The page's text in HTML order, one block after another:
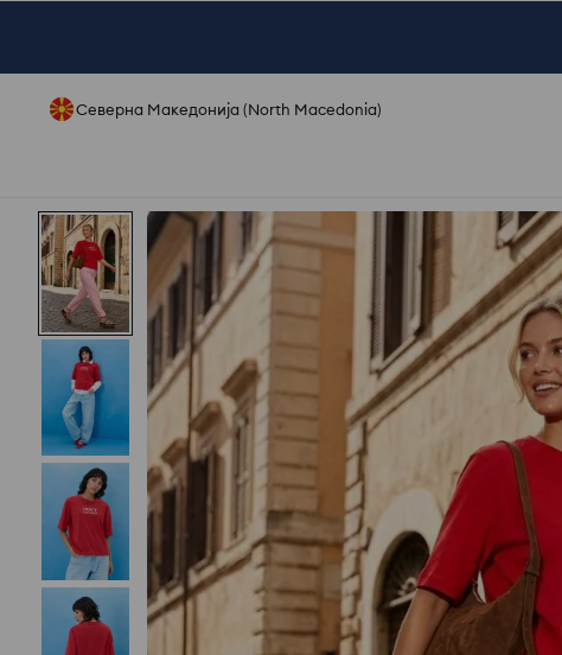
Северна Македонија (North Macedonia)